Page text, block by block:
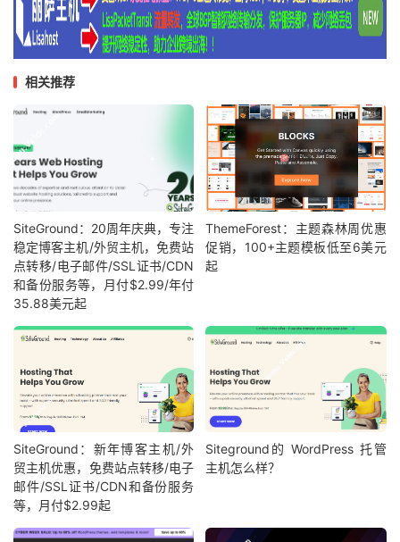
相关推荐
SiteGround：20周年庆典，专注
稳定博客主机/外贸主机，免费站
点转移/电子邮件/SSL证书/CDN
和备份服务等，月付$2.99/年付
35.88美元起
ThemeForest：主题森林周优惠
促销，100+主题模板低至6美元
起
SiteGround：新年博客主机/外
贸主机优惠，免费站点转移/电子
邮件/SSL证书/CDN和备份服务
等，月付$2.99起
Siteground的 WordPress 托管
主机怎么样？